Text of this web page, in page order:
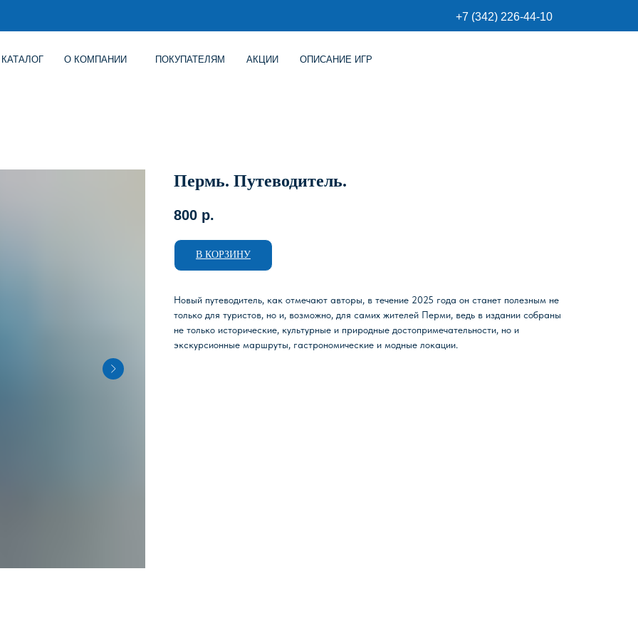
О КОМПАНИИ ПОКУПАТЕЛЯМ
+7 (342) 226-44-10
АКЦИИ ОПИСАНИЕ ИГР
Пермь. Путеводитель.
800 р.
В КОРЗИНУ
Новый путеводитель, как отмечают авторы, в течение 2025 года он станет полезным не
только для туристов, но и, возможно, для самих жителей Перми, ведь в издании собраны
не только исторические, культурные и природные достопримечательности, но и
экскурсионные маршруты, гастрономические и модные локации.